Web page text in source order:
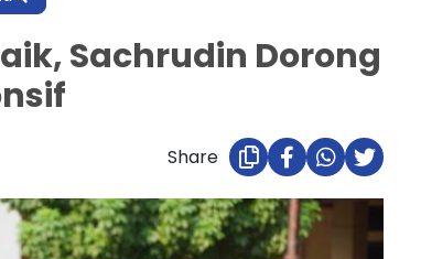
Sachrudin Dorong
Share